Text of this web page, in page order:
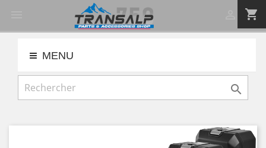
shopping_cart
MENU
